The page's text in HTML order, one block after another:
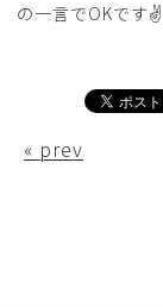
の一言でOKです✌
« prev